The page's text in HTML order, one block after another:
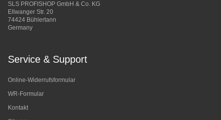
SLS PROFISHOP GmbH & Co. KG
Ellwanger Str. 20
74424 Bühlertann
Germany
Service & Support
Online-Widerrufsformular
WR-Formular
Kontakt